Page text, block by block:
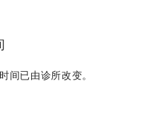
间已由诊所改变。